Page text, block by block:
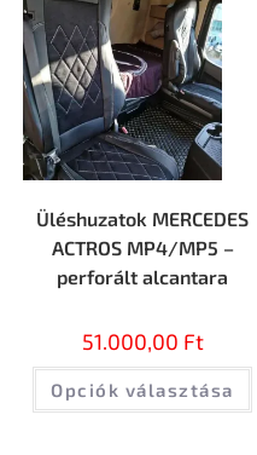
Üléshuzatok MERCEDES
ACTROS MP4/MP5 –
perforált alcantara
51.000,00 Ft
Opciók választása